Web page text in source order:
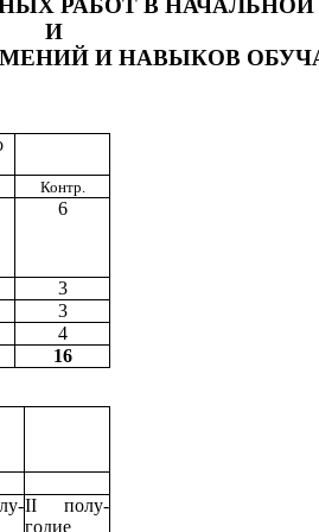
РАБОТ В
И
И НАВЫКОВ
Контр.
6
3
3
4
16
II полу-
годие